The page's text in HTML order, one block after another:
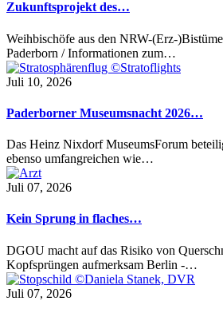
Zukunftsprojekt des…
Weihbischöfe aus den NRW-(Erz-
Paderborn / Informationen zum…
Juli 10, 2026
Paderborner Museumsnacht 2026…
Das Heinz Nixdorf MuseumsForum
ebenso umfangreichen wie…
Juli 07, 2026
Kein Sprung in flaches…
DGOU macht auf das Risiko von
Kopfsprüngen aufmerksam Berlin -…
Juli 07, 2026